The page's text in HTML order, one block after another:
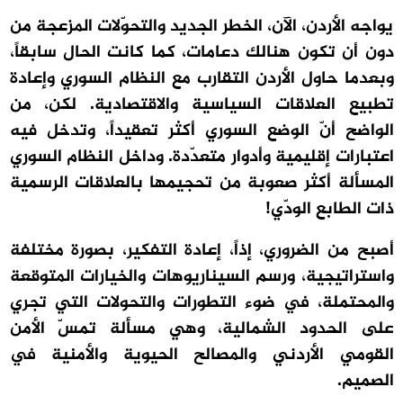
يواجه الأردن، الآن، الخطر الجديد والتحوّلات المزعجة من
دون أن تكون هنالك دعامات، كما كانت الحال سابقاً،
وبعدما حاول الأردن التقارب مع النظام السوري وإعادة
تطبيع العلاقات السياسية والاقتصادية. لكن، من
الواضح أنّ الوضع السوري أكثر تعقيداً، وتدخل فيه
اعتبارات إقليمية وأدوار متعدّدة. وداخل النظام السوري
المسألة أكثر صعوبة من تحجيمها بالعلاقات الرسمية
ذات الطابع الودّي!
أصبح من الضروري، إذاً، إعادة التفكير، بصورة مختلفة
واستراتيجية، ورسم السيناريوهات والخيارات المتوقعة
والمحتملة، في ضوء التطورات والتحولات التي تجري
على الحدود الشمالية، وهي مسألة تمسّ الأمن
القومي الأردني والمصالح الحيوية والأمنية في
الصميم.